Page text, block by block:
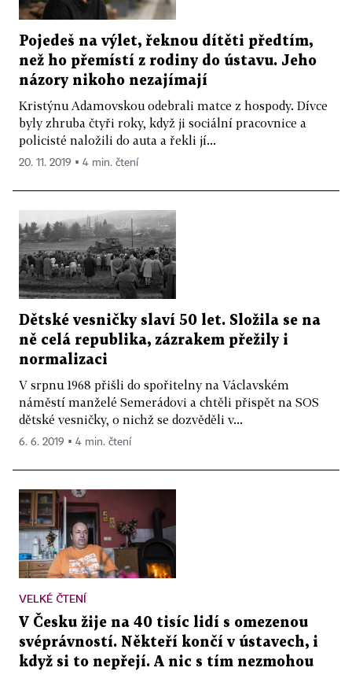
Pojedeš na výlet, řeknou dítěti předtím,
než ho přemístí z rodiny do ústavu. Jeho
názory nikoho nezajímají
Kristýnu Adamovskou odebrali matce z hospody. Dívce
byly zhruba čtyři roky, když ji sociální pracovnice a
policisté naložili do auta a řekli jí...
20. 11. 2019 ▪ 4 min. čtení
Dětské vesničky slaví 50 let. Složila se na
ně celá republika, zázrakem přežily i
normalizaci
V srpnu 1968 přišli do spořitelny na Václavském
náměstí manželé Semerádovi a chtěli přispět na SOS
dětské vesničky, o nichž se dozvěděli v...
6. 6. 2019 ▪ 4 min. čtení
VELKÉ ČTENÍ
V Česku žije na 40 tisíc lidí s omezenou
svéprávností. Někteří končí v ústavech, i
když si to nepřejí. A nic s tím nezmohou